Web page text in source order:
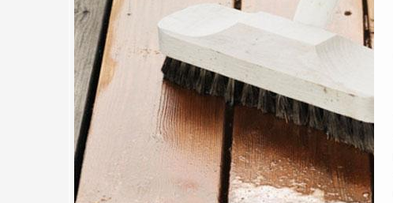
est une entreprise de nettoyage
service à Palaiseau
qui peut vous fournir des services de nettoyage de terrasse sur-
produits et méthodes les plus appropriés pour assurer des résultats parfaits
choisissons nos techniques de nettoyage en fonction du matériau
selon la ténacité de la crasse. Sur la base des connaissances de nos
à relever tous les défis. Si votre terrasse a besoin d’un bon coup de